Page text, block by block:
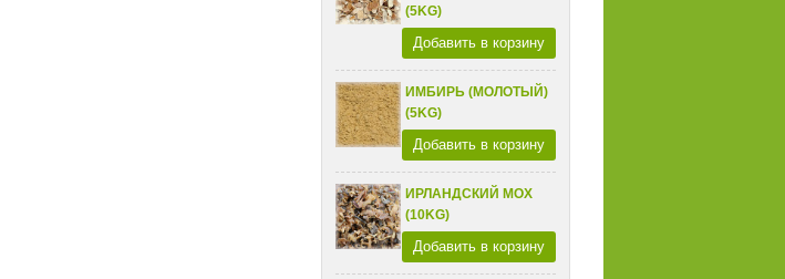
(5KG)
Добавить в корзину
ИМБИРЬ (МОЛОТЫЙ)
(5KG)
Добавить в корзину
ИРЛАНДСКИЙ МОХ
(10KG)
Добавить в корзину